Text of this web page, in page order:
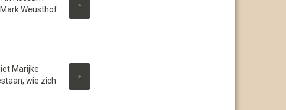
»
Weusthof
»
Marijke
wie zich